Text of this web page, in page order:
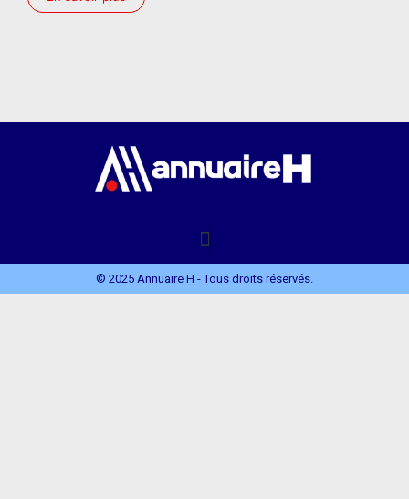
© 2025 Annuaire H - Tous droits réservés.